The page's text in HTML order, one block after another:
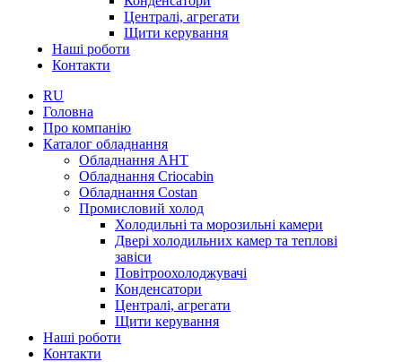
Централі, агрегати
Щити керування
Наші роботи
Контакти
RU
Головна
Про компанію
Каталог обладнання
Обладнання AHT
Обладнання Criocabin
Обладнання Costan
Промисловий холод
Холодильні та морозильні камери
Двері холодильних камер та теплові
завіси
Повітроохолоджувачі
Конденсатори
Централі, агрегати
Щити керування
Наші роботи
Контакти